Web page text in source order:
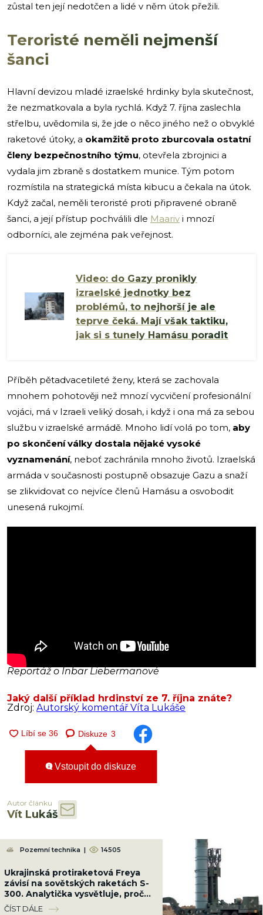
zůstal ten její nedotčen a lidé v něm útok přežili.
Teroristé neměli nejmenší
šanci
Hlavní devizou mladé izraelské hrdinky byla skutečnost,
že nezmatkovala a byla rychlá. Když 7. října zaslechla
střelbu, uvědomila si, že jde o něco jiného než o obvyklé
raketové útoky, a okamžitě proto zburcovala ostatní
členy bezpečnostního týmu, otevřela zbrojnici a
vydala jim zbraně s dostatkem munice. Tým potom
rozmístila na strategická místa kibucu a čekala na útok.
Když začal, neměli teroristé proti připravené obraně
šanci, a její přístup pochválili dle Maariv i mnozí
odborníci, ale zejména pak veřejnost.
Video: do Gazy pronikly
izraelské jednotky bez
problémů, to nejhorší je ale
teprve čeká. Mají však taktiku,
jak si s tunely Hamásu poradit
Příběh pětadvacetileté ženy, která se zachovala
mnohem pohotověji než mnozí vycvičení profesionální
vojáci, má v Izraeli veliký dosah, i když i ona má za sebou
službu v izraelské armádě. Mnoho lidí volá po tom, aby
po skončení války dostala nějaké vysoké
vyznamenání, neboť zachránila mnoho životů. Izraelská
armáda v současnosti postupně obsazuje Gazu a snaží
se zlikvidovat co nejvíce členů Hamásu a osvobodit
unesená rukojmí.
Reportáž o Inbar Liebermanové
Jaký další příklad hrdinství ze 7. října znáte?
Zdroj: Autorský komentář Víta Lukáše
Diskuze 3
Vstoupit do diskuze
Autor článku
Vít Lukáš
Pozemní technika | 14505
Ukrajinská protiraketová Freya
závisí na sovětských raketách S-
300. Analytička vysvětluje, proč
to nemůže fungovat
ČÍST DÁLE